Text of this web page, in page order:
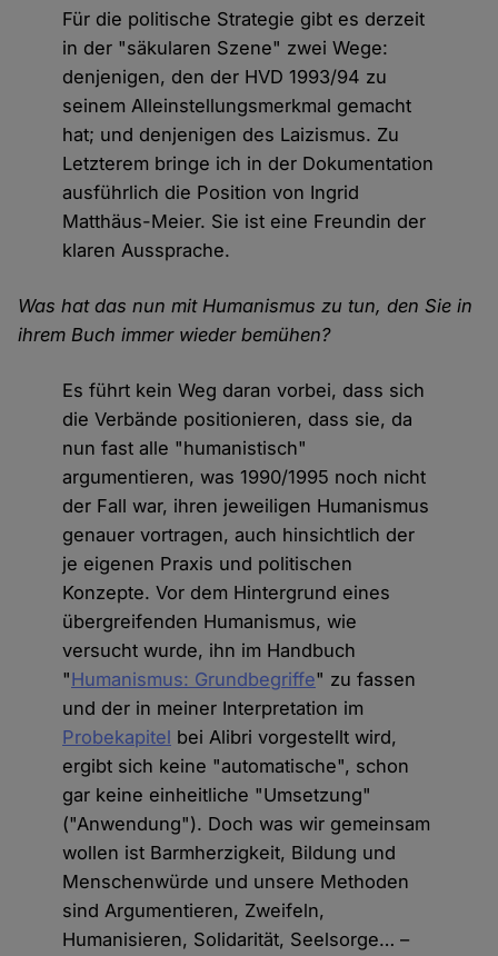
Für die politische Strategie gibt es derzeit
in der "säkularen Szene" zwei Wege:
denjenigen, den der HVD 1993/94 zu
seinem Alleinstellungsmerkmal gemacht
hat; und denjenigen des Laizismus. Zu
Letzterem bringe ich in der Dokumentation
ausführlich die Position von Ingrid
Matthäus-Meier. Sie ist eine Freundin der
klaren Aussprache.
Was hat das nun mit Humanismus zu tun, den Sie in
ihrem Buch immer wieder bemühen?
Es führt kein Weg daran vorbei, dass sich
die Verbände positionieren, dass sie, da
nun fast alle "humanistisch"
argumentieren, was 1990/1995 noch nicht
der Fall war, ihren jeweiligen Humanismus
genauer vortragen, auch hinsichtlich der
je eigenen Praxis und politischen
Konzepte. Vor dem Hintergrund eines
übergreifenden Humanismus, wie
versucht wurde, ihn im Handbuch
"Humanismus: Grundbegriffe" zu fassen
und der in meiner Interpretation im
Probekapitel bei Alibri vorgestellt wird,
ergibt sich keine "automatische", schon
gar keine einheitliche "Umsetzung"
("Anwendung"). Doch was wir gemeinsam
wollen ist Barmherzigkeit, Bildung und
Menschenwürde und unsere Methoden
sind Argumentieren, Zweifeln,
Humanisieren, Solidarität, Seelsorge… –